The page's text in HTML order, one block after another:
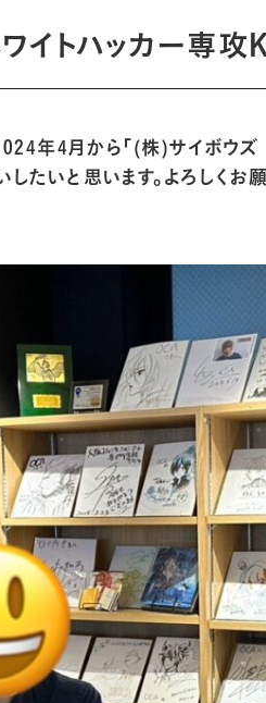
イトハッカー専攻
4月から「(株)サイボウズ
たいと思います。よろしくお願